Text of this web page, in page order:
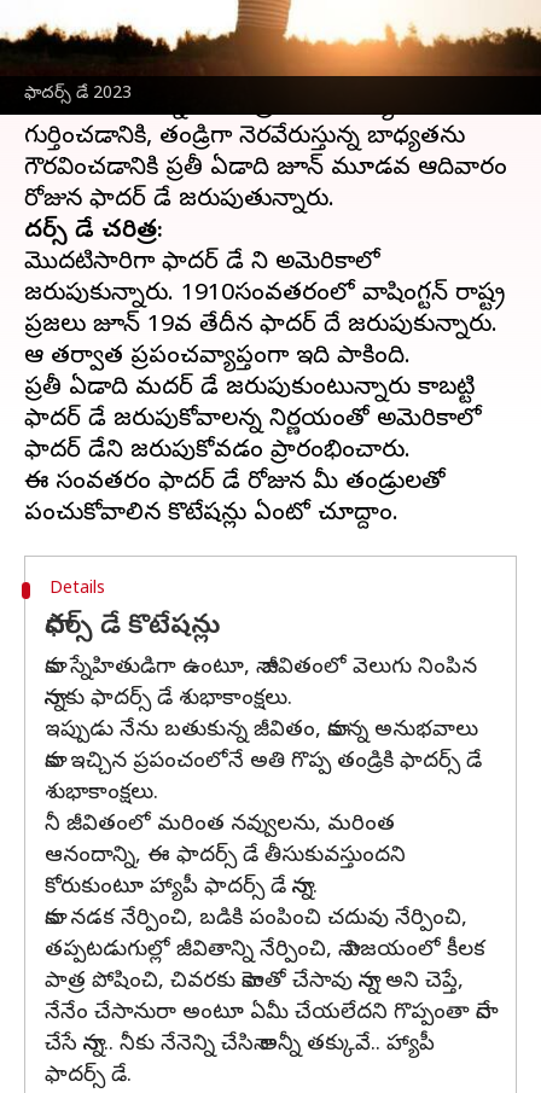
ఫాదర్స్ డే 2023
ఈ వార్తాకథనం ఏంటి
ఈ సంవత్సరం జూన్ 18వ తేదిన ఫాదర్స్ డే
జరుపుకుంటున్నారు. తండ్రులు చేసే త్యాగాలను
గుర్తించడానికి, తండ్రిగా నెరవేరుస్తున్న బాధ్యతను
గౌరవించడానికి ప్రతీ ఏడాది జూన్ మూడవ ఆదివారం
ఫాదర్స్ డే చరిత్ర:
మొదటిసారిగా ఫాదర్స్ డే ని అమెరికాలో
జరుపుకున్నారు. 1910సంవత్సరంలో వాషింగ్టన్ రాష్ట్ర
ప్రజలు జూన్ 19వ తేదీన ఫాదర్స్ దే జరుపుకున్నారు.
ఆ తర్వాత ప్రపంచవ్యాప్తంగా ఇది పాకింది.
ప్రతీ ఏడాది మదర్స్ డే జరుపుకుంటున్నారు కాబట్టి
ఫాదర్స్ డే జరుపుకోవాలన్న నిర్ణయంతో అమెరికాలో
ఫాదర్స్ డేని జరుపుకోవడం ప్రారంభించారు.
ఈ సంవత్సరం ఫాదర్స్ డే రోజున మీ తండ్రులతో
Details
ఫాదర్స్ డే కొటేషన్లు
నాకు స్నేహితుడిగా ఉంటూ, నా జీవితంలో వెలుగు నింపిన
నాన్నకు ఫాదర్స్ డే శుభాకాంక్షలు.
ఇప్పుడు నేను బతుకున్న జీవితం, నాకున్న అనుభవాలు
నాకు ఇచ్చిన ప్రపంచంలోనే అతి గొప్ప తండ్రికి ఫాదర్స్ డే
శుభాకాంక్షలు.
నీ జీవితంలో మరింత నవ్వులను, మరింత
ఆనందాన్ని, ఈ ఫాదర్స్ డే తీసుకువస్తుందని
కోరుకుంటూ హ్యాపీ ఫాదర్స్ డే నాన్న.
నాకు నడక నేర్పించి, బడికి పంపించి చదువు నేర్పించి,
తప్పటడుగుల్లో జీవితాన్ని నేర్పించి, నా విజయంలో కీలక
పాత్ర పోషించి, చివరకు నాకెంతో చేసావు నాన్న అని చెప్తే,
నేనేం చేసానురా అంటూ ఏమీ చేయలేదని గొప్పంతా నాదే
చేసే నాన్న.. నీకు నేనెన్ని చేసినా అన్నీ తక్కువే.. హ్యాపీ
ఫాదర్స్ డే.